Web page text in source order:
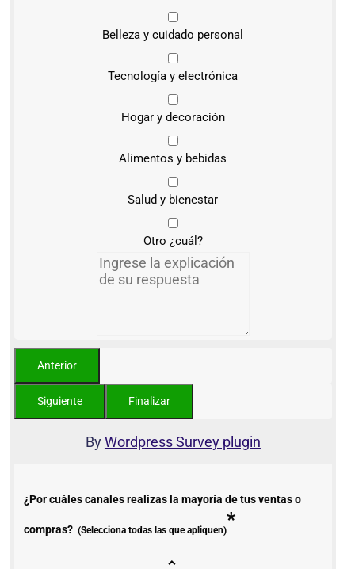
Belleza y cuidado personal
Tecnología y electrónica
Hogar y decoración
Alimentos y bebidas
Salud y bienestar
Otro ¿cuál?
ByWordpress Survey plugin
¿Por cuáles canales realizas la mayoría de tus ventas o
compras? (Selecciona todas las que apliquen)*